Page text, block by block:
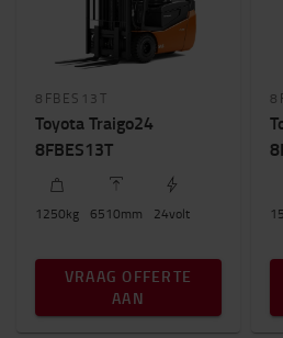
8FBES13T
Toyota Traigo24
8FBES13T
1250kg 6510mm 24volt
VRAAG OFFERTE
AAN